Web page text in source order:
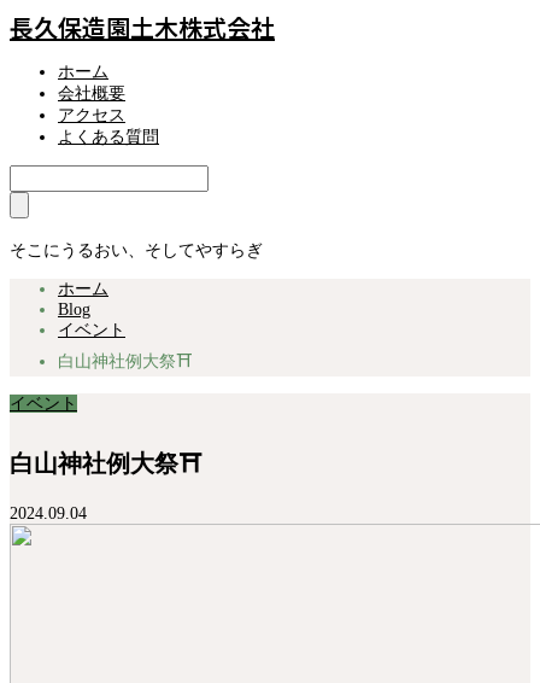
長久保造園土木株式会社
ホーム
会社概要
アクセス
よくある質問
そこにうるおい、そしてやすらぎ
ホーム
Blog
イベント
白山神社例大祭⛩
イベント
白山神社例大祭⛩
2024.09.04